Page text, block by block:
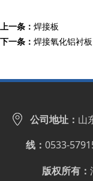
上一条： 焊接板
下一条： 焊接氧化铝衬板
公司地址： 山
线： 0533-
版权所有：